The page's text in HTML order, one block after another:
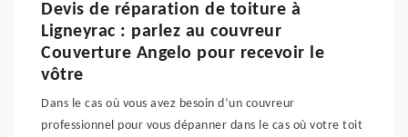
Devis de réparation de toiture à
Ligneyrac : parlez au couvreur
Couverture Angelo pour recevoir le
vôtre
Dans le cas où vous avez besoin d’un couvreur
professionnel pour vous dépanner dans le cas où votre toit